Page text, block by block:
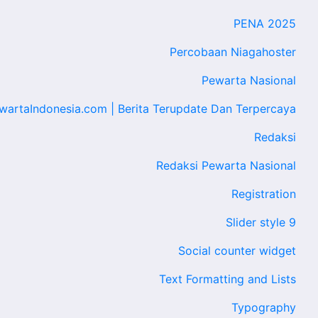
PENA 2025
Percobaan Niagahoster
Pewarta Nasional
| Berita Terupdate Dan Terpercaya
Redaksi
Redaksi Pewarta Nasional
Registration
Slider style 9
Social counter widget
Text Formatting and Lists
Typography